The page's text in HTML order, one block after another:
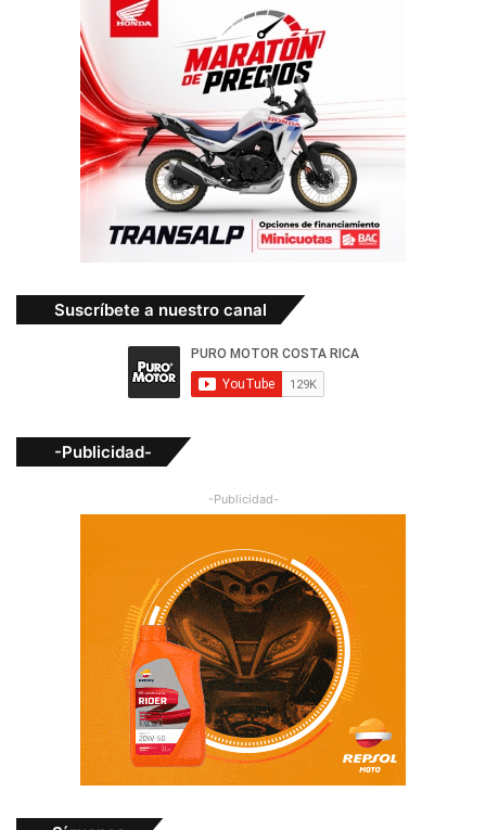
Suscríbete a nuestro canal
-Publicidad-
-Publicidad-